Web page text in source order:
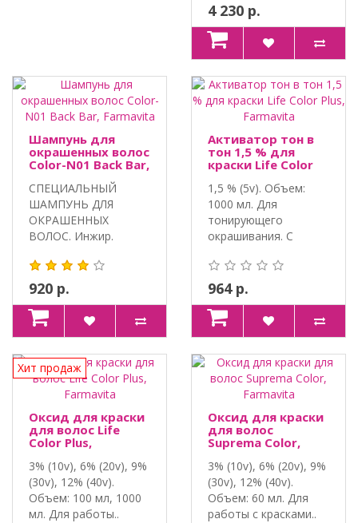
4 230 р.
Шампунь для
окрашенных волос
Color-N01 Back Bar,
СПЕЦИАЛЬНЫЙ
ШАМПУНЬ ДЛЯ
ОКРАШЕННЫХ
ВОЛОС. Инжир.
молочко. Объем: ..
920 р.
Активатор тон в
тон 1,5 % для
краски Life Color
1,5 % (5v). Объем:
1000 мл. Для
тонирующего
окрашивания. С
964 р.
Хит продаж
Оксид для краски
для волос Life
Color Plus,
3% (10v), 6% (20v), 9%
(30v), 12% (40v).
Объем: 100 мл, 1000
мл. Для работы..
Оксид для краски
для волос
Suprema Color,
3% (10v), 6% (20v), 9%
(30v), 12% (40v).
Объем: 60 мл. Для
работы с красками..